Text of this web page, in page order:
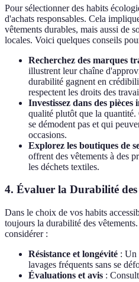
Pour sélectionner des habits
d'achats responsables. Cela
vêtements durables, mais aussi de
locales. Voici quelques conseils
Recherchez des marques
illustrent leur chaîne
durabilité gagnent en
respectent les droits des
Investissez dans des pièces
qualité plutôt que la
se démodent pas et qui
occasions.
Explorez les boutiques de
offrent des vêtements à des
les déchets textiles.
4. Évaluer la Durabilité des
Dans le choix de vos habits
toujours la durabilité des
considérer :
Résistance et longévité : Un
lavages fréquents sans se
Évaluations et avis :